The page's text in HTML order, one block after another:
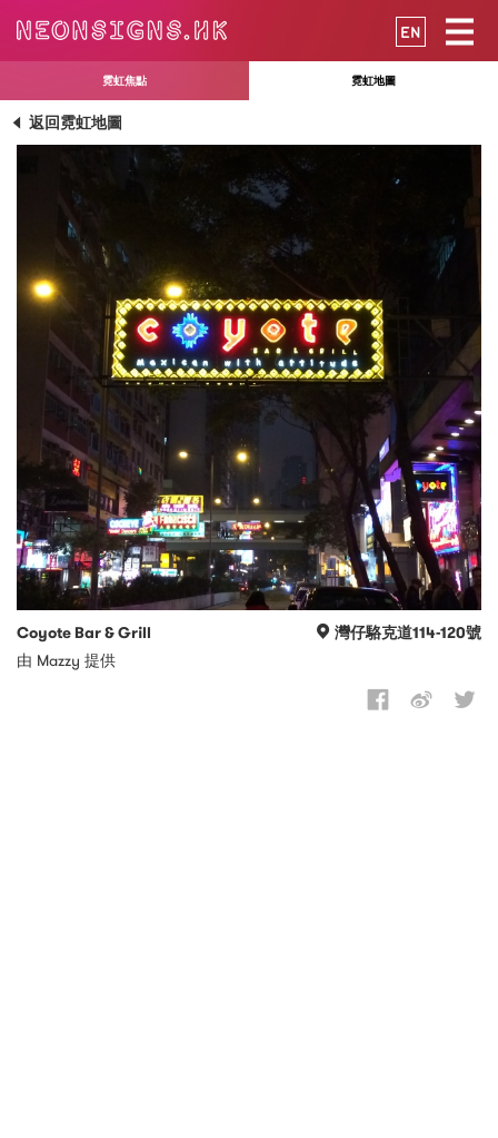
EN
霓虹焦點 霓虹地圖
返回霓虹地圖
Coyote Bar & Grill
灣仔駱克道114-120號
由 Mazzy 提供